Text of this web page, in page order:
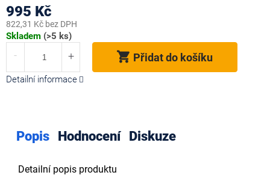
995 Kč
822,31 Kč bez DPH
Měrná
Skladem (>5 ks)
Přidat do košíku
Detailní informace
Popis Hodnocení Diskuze
Detailní popis produktu